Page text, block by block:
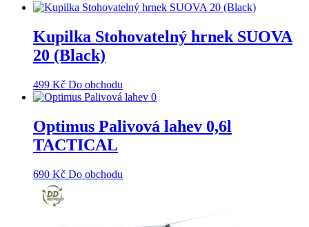
Kupilka Stohovatelný hrnek SUOVA
20 (Black)
499 Kč Do obchodu
Optimus Palivová lahev 0,6l
TACTICAL
690 Kč Do obchodu